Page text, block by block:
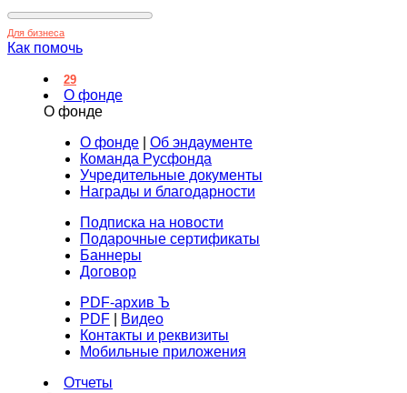
Для бизнеса
Как помочь
29
О фонде
О фонде
О фонде
Об эндаументе
Команда Русфонда
Учредительные документы
Награды и благодарности
Подписка на новости
Подарочные сертификаты
Баннеры
Договор
PDF-архив Ъ
PDF
Видео
Контакты и реквизиты
Мобильные приложения
Отчеты